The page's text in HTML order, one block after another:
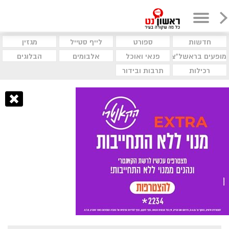
חדשות ספורט לייף סטייל
מגזין
מופעים בראשל"צ
פנאי ואוכל אלבומים
הבלוגים
רכילות
תרבות ובידור